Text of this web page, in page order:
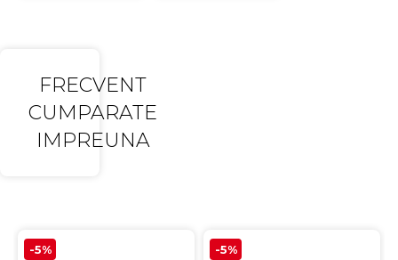
FRECVENT
CUMPARATE
IMPREUNA
-5% -5%